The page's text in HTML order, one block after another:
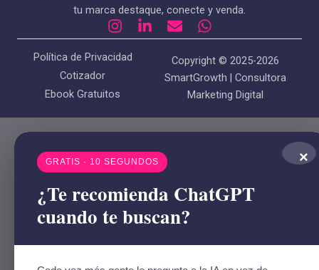
tu marca destaque, conecte y venda.
I
n
s
g
r
a
L
i
i
n
i
n
E
n
v
e
l
p
e
W
h
a
t
s
a
p
p
Copyright © 2025-2026
SmartGrowth | Consultora
Marketing Digital
Política de Privacidad
Cotizador
Ebook Gratuitos
×
GRATIS · 10 SEGUNDOS
¿Te recomienda ChatGPT
cuando te buscan?